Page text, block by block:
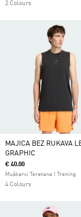
2 Colours
MAJICA BEZ RUKAVA
GRAPHIC
€ 40.00
Muškarci Teretana I Trening
4 Colours